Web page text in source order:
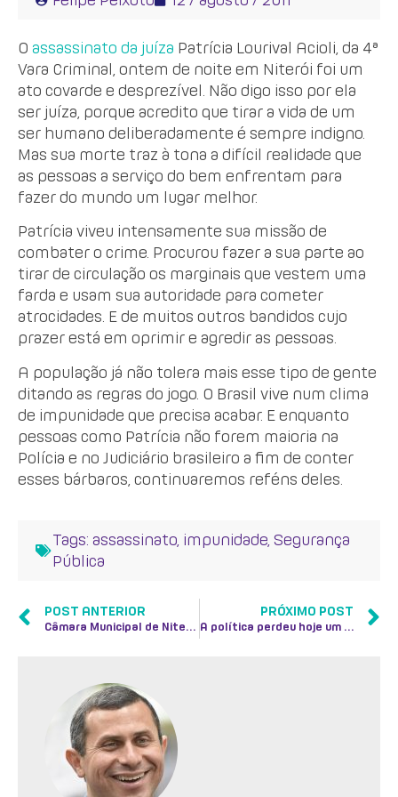
O assassinato da juíza Patrícia Lourival Acioli, da 4ª
Vara Criminal, ontem de noite em Niterói foi um
ato covarde e desprezível. Não digo isso por ela
ser juíza, porque acredito que tirar a vida de um
ser humano deliberadamente é sempre indigno.
Mas sua morte traz à tona a difícil realidade que
as pessoas a serviço do bem enfrentam para
fazer do mundo um lugar melhor.
Patrícia viveu intensamente sua missão de
combater o crime. Procurou fazer a sua parte ao
tirar de circulação os marginais que vestem uma
farda e usam sua autoridade para cometer
atrocidades. E de muitos outros bandidos cujo
prazer está em oprimir e agredir as pessoas.
A população já não tolera mais esse tipo de gente
ditando as regras do jogo. O Brasil vive num clima
de impunidade que precisa acabar. E enquanto
pessoas como Patrícia não forem maioria na
Polícia e no Judiciário brasileiro a fim de conter
esses bárbaros, continuaremos reféns deles.
Tags: assassinato impunidade Segurança
Pública
POST ANTERIOR
Câmara Municipal de Niterói: uma escola
PRÓXIMO POST
A política perdeu hoje um grande homem: João Sampaio